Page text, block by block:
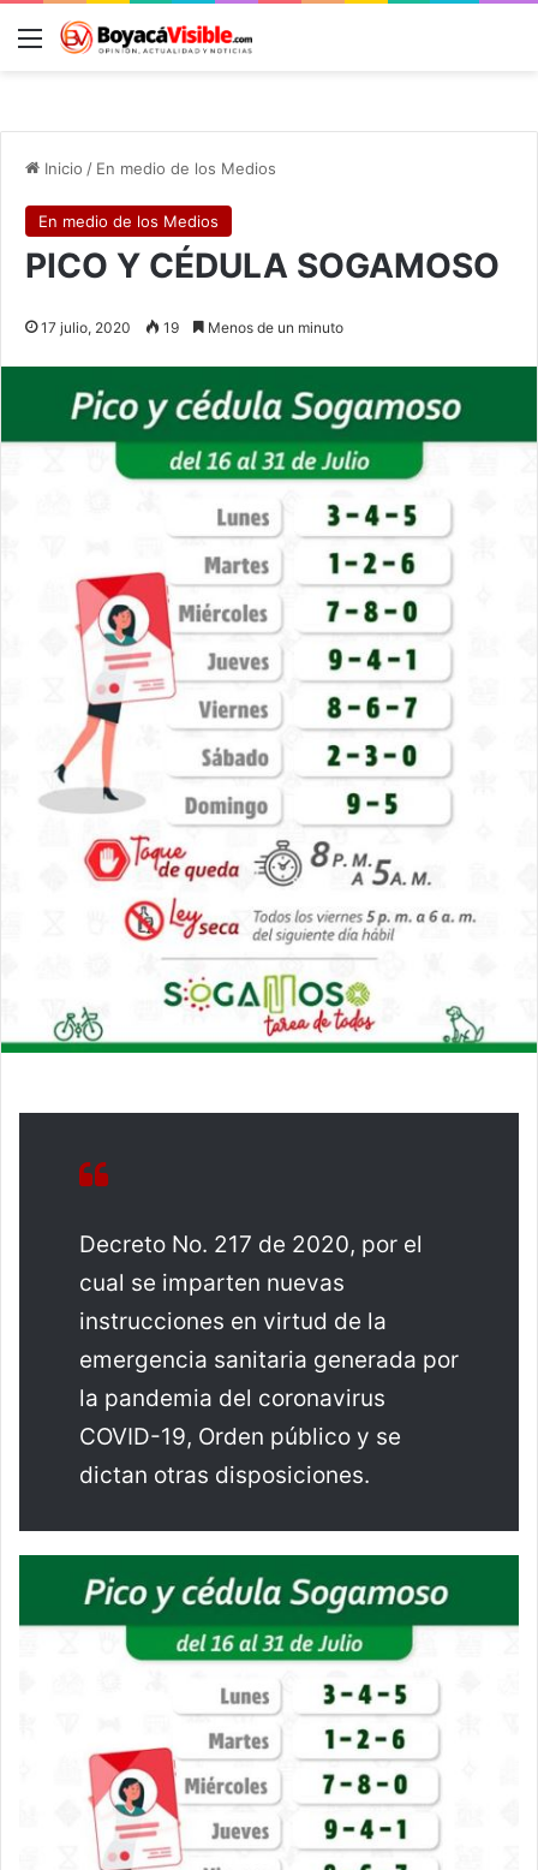
Menú
Inicio / En medio de los Medios
En medio de los Medios
PICO Y CÉDULA SOGAMOSO
17 julio, 2020 19 Menos de un minuto
Decreto No. 217 de 2020, por el
cual se imparten nuevas
instrucciones en virtud de la
emergencia sanitaria generada por
la pandemia del coronavirus
COVID-19, Orden público y se
dictan otras disposiciones.